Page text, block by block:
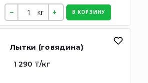
кг В КОРЗИНУ
Лытки (говядина)
1 290 ₸/кг